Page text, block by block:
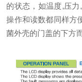
的状态，如温度,压
操作和读数都同样方
菌外壳的门盖的下方